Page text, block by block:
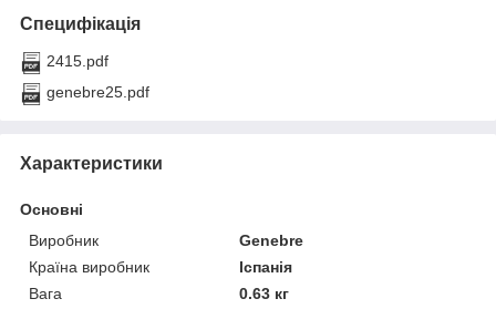
Специфікація
2415.pdf
genebre25.pdf
Характеристики
Основні
Виробник
Genebre
Країна виробник
Іспанія
Вага
0.63 кг